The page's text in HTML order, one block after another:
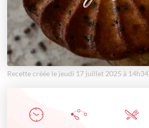
Recette créée le jeudi 17 juillet 2025 à 14h34